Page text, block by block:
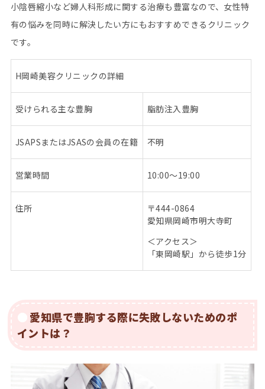
小陰唇縮小など婦人科形成に関する治療も豊富なので、女性特
有の悩みを同時に解決したい方にもおすすめできるクリニック
です。
H岡崎美容クリニックの詳細
受けられる主な豊胸 脂肪注入豊胸
JSAPSまたはJSASの会員の在籍 不明
営業時間 10:00～19:00
住所 〒444-0864
愛知県岡崎市明大寺町
＜アクセス＞
「東岡崎駅」から徒歩1分
愛知県で豊胸する際に失敗しないためのポ
イントは？